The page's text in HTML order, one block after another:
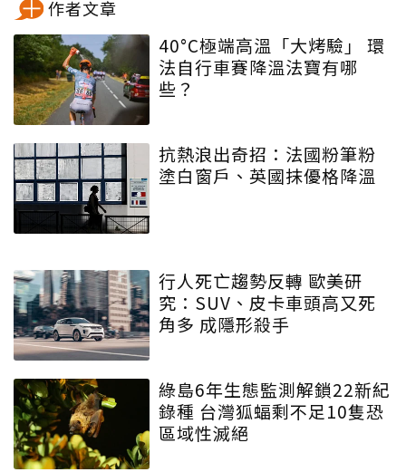
作者文章
40°C極端高溫「大烤驗」 環
法自行車賽降溫法寶有哪
些？
抗熱浪出奇招：法國粉筆粉
塗白窗戶、英國抹優格降溫
行人死亡趨勢反轉 歐美研
究：SUV、皮卡車頭高又死
角多 成隱形殺手
綠島6年生態監測解鎖22新紀
錄種 台灣狐蝠剩不足10隻恐
區域性滅絕